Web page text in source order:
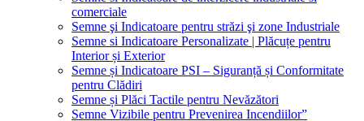
comerciale
Semne şi Indicatoare pentru străzi şi zone Industriale
Semne si Indicatoare Personalizate | Plăcuțe pentru
Interior și Exterior
Semne și Indicatoare PSI – Siguranță și Conformitate
pentru Clădiri
Semne și Plăci Tactile pentru Nevăzători
Semne Vizibile pentru Prevenirea Incendiilor”